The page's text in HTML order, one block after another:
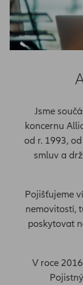
Jsme
koncernu
od r. 1993,
smluv a
Pojišťujeme
nemovitostí,
poskytovat
V roce